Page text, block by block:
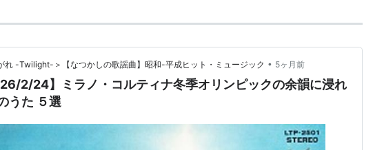
れ -Twilight-＞【なつかしの歌謡曲】昭和-平成ヒット・ミュージック • 5ヶ月前
2/24】ミラノ・コルティナ冬季オリンピックの余韻に浸れ
うた ５選